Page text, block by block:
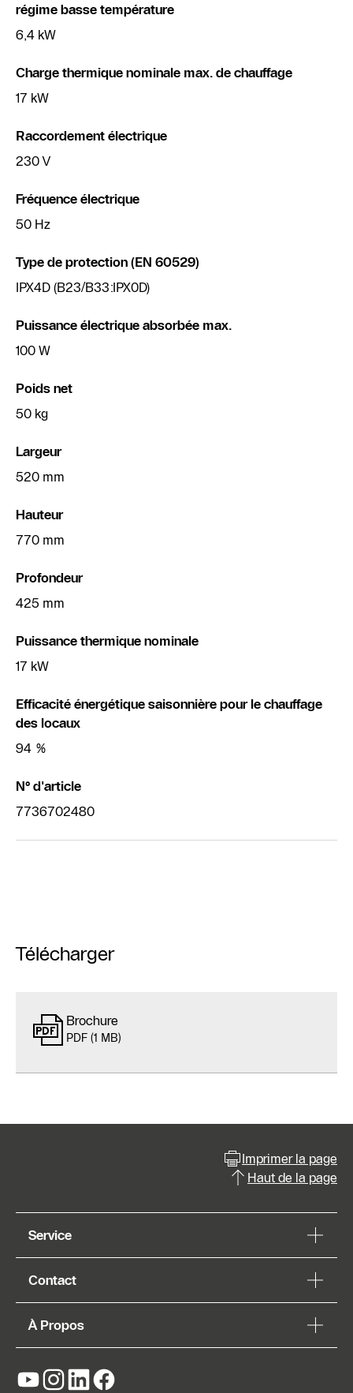
régime basse température
6,4 kW
Charge thermique nominale max. de chauffage
17 kW
Raccordement électrique
230 V
Fréquence électrique
50 Hz
Type de protection (EN 60529)
IPX4D (B23/B33:IPX0D)
Puissance électrique absorbée max.
100 W
Poids net
50 kg
Largeur
520 mm
Hauteur
770 mm
Profondeur
425 mm
Puissance thermique nominale
17 kW
Efficacité énergétique saisonnière pour le chauffage
des locaux
94 %
N° d'article
7736702480
Télécharger
Brochure
PDF (1 MB)
Imprimer la page
Haut de la page
Service
Contact
À Propos